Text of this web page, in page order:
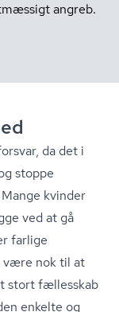
angreb.
da det i
stoppe
kvinder
ved at gå
farlige
være nok til at
stort fællesskab
enkelte og